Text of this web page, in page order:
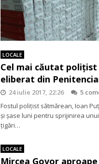
LOCALE
Cel mai căutat poliţist
eliberat din
24 iulie 2017, 22:26
5
Fostul poliţist sătmărean, Ioan
şi şase luni pentru sprijinirea
ţigări…
LOCALE
Mircea Govor